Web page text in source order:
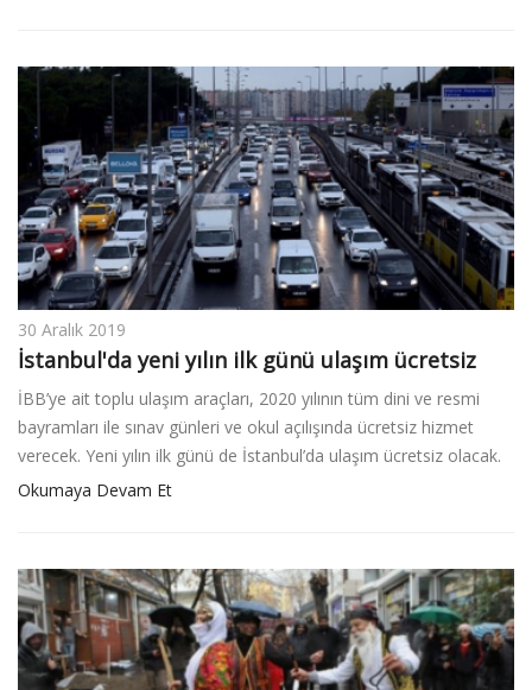
30 Aralık 2019
İstanbul'da yeni yılın ilk günü ulaşım ücretsiz
İBB’ye ait toplu ulaşım araçları, 2020 yılının tüm dini ve resmi
bayramları ile sınav günleri ve okul açılışında ücretsiz hizmet
verecek. Yeni yılın ilk günü de İstanbul’da ulaşım ücretsiz olacak.
Okumaya Devam Et